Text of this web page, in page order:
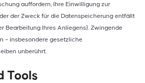
auffordern, Ihre Einwilligung zur
der Zweck für die Datenspeicherung entfällt
Bearbeitung Ihres Anliegens). Zwingende
– insbesondere gesetzliche
unberührt.
Tools